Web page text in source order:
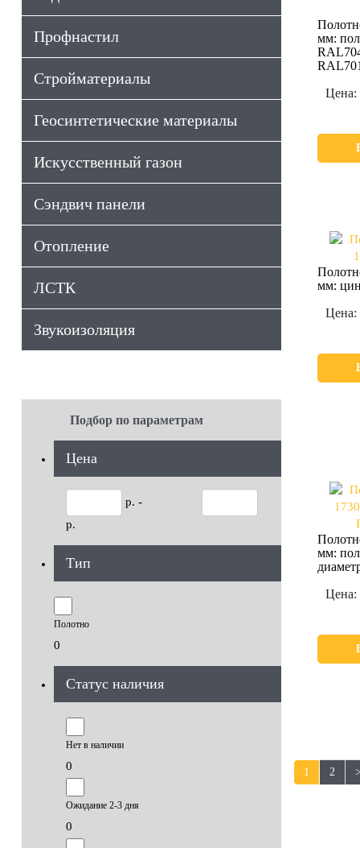
Профнастил
Стройматериалы
Геосинтетические материалы
Искусственный газон
Сэндвич панели
Отопление
ЛСТК
Звукоизоляция
Подбор по параметрам
Цена
р. -
р.
Тип
Полотно
0
Статус наличия
Нет в наличии
0
Ожидание 2-3 дня
0
мм:
Цена:
мм:
Цена:
мм:
Цена:
1 2 >